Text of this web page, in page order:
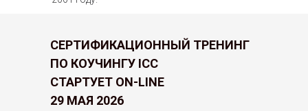
СЕРТИФИКАЦИОННЫЙ ТРЕНИНГ
ПО КОУЧИНГУ ICC
СТАРТУЕТ ON-LINE
29 МАЯ 2026